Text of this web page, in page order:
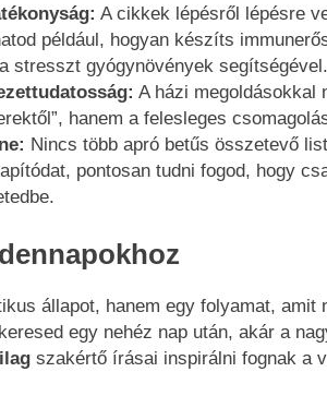
A cikkek lépésről lépésre
például, hogyan készíts
stresszt gyógynövények segítségével.
A házi megoldásokkal
hanem a felesleges
Nincs több apró betűs összetevő
pontosan tudni fogod, hogy
állapot, hanem egy folyamat, amit
egy nehéz nap után, akár a
szakértő írásai inspirálni fognak a